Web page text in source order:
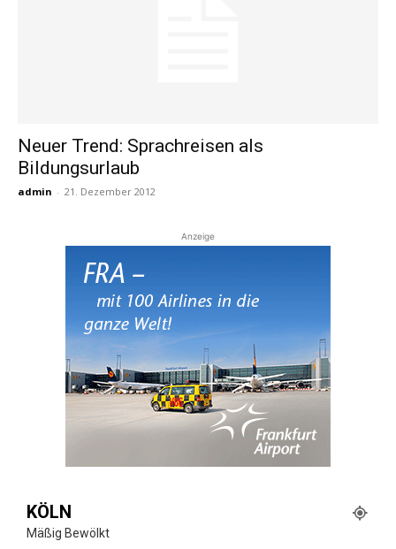
Neuer Trend: Sprachreisen als
Bildungsurlaub
admin - 21. Dezember 2012
Anzeige
KÖLN
Mäßig Bewölkt